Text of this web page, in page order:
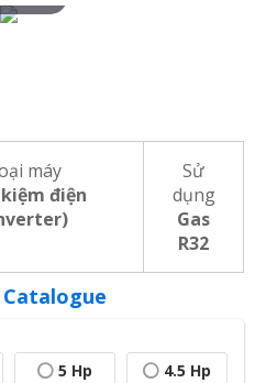
máy
điện
Sử
dụng
Gas
R32
5 Hp
4.5 Hp